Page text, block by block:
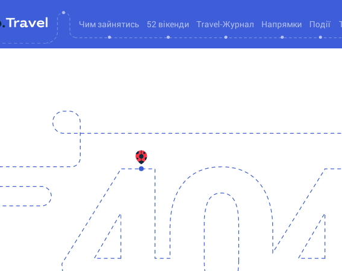
Чим зайнятись 52 вікенди Travel-Журнал Напрямки Події